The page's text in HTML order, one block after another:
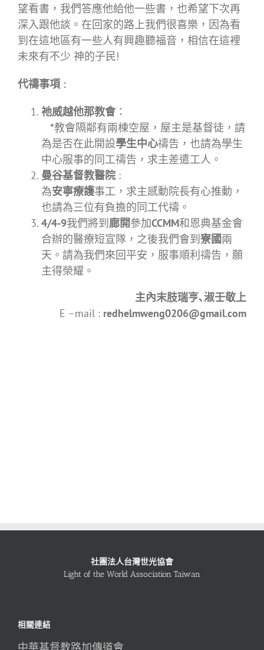
望看書，我們答應他給他一些書，也希望下次再
深入跟他談。在回家的路上我們很喜樂，因為看
到在這地區有一些人有興趣聽福音，相信在這裡
未來有不少 神的子民!
代禱事項 :
祂威越他那教會：
*教會隔鄰有兩棟空屋，屋主是基督徒，請
為是否在此開設學生中心禱告，也請為學生
中心服事的同工禱告，求主差遣工人。
曼谷基督教醫院 :
為安寧療護事工，求主感動院長有心推動，
也請為三位有負擔的同工代禱。
4/4-9我們將到 廊開參加CCMM和恩典基金會
合辦的醫療短宣隊，之後我們會到 寮國兩
天。請為我們來回平安，服事順利禱告，願
主得榮耀。
主內末肢瑞亨､淑壬敬上
E –mail : redhelmweng0206@gmail.com
社團法人台灣世光協會
Light of the World Association Taiwan
相關連結